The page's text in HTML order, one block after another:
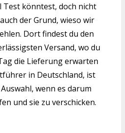
Test könntest, doch nicht
der Grund, wieso wir
Dort findest du den
Versand, wo du
die Lieferung erwarten
in Deutschland, ist
wenn es darum
und sie zu verschicken.